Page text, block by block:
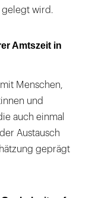
gelegt wird.
Amtszeit in
Menschen,
und
auch einmal
Austausch
geprägt